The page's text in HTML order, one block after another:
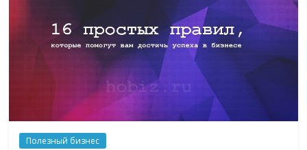
Полезный бизнес